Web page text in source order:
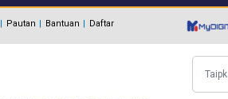
Pautan Bantuan Daftar
Carian